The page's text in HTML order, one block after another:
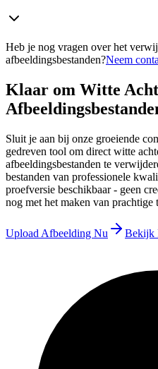
Heb je nog vragen over het
afbeeldingsbestanden?Neem
Klaar om Witte
Sluit je aan bij onze groeiende
gedreven tool om direct witte
afbeeldingsbestanden te
bestanden van professionele
proefversie beschikbaar - geen
nog met het maken van prachtige
Upload Afbeelding Nu Bekijk